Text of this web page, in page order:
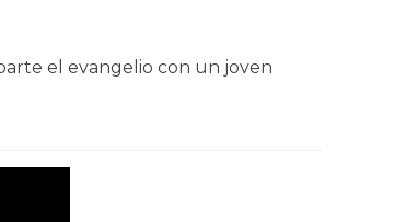
el evangelio con un joven